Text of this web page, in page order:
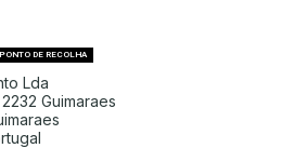
PONTO DE RECOLHA
Lda
Guimaraes